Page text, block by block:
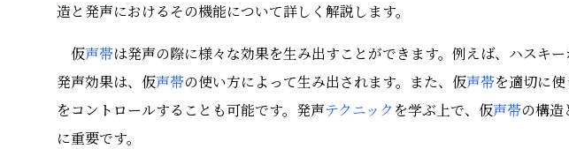
造と発声におけるその機能について詳しく解説します。
仮声帯は発声の際に様々な効果を生み出すことができます。例えば、ハスキ
発声効果は、仮声帯の使い方によって生み出されます。また、仮声帯を適切に
をコントロールすることも可能です。発声テクニック を学ぶ上で、仮声帯の構
に重要です。